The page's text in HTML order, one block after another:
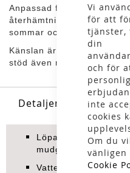
Vi
för att
tjänster,
din
och för
inte
cookies
Om du
vänligen
Cookie
Anpassad för långpass,
återhämtningsrundor på
sommar och höst.
Känslan är lätt, stabil och
stöd även när rundan blir
Detaljer
Löparsko, 100%
mudguard
Vattenavstötande